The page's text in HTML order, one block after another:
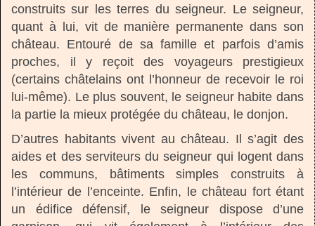
construits sur les terres du seigneur. Le seigneur,
quant à lui, vit de manière permanente dans son
château. Entouré de sa famille et parfois d’amis
proches, il y reçoit des voyageurs prestigieux
(certains châtelains ont l’honneur de recevoir le roi
lui-même). Le plus souvent, le seigneur habite dans
la partie la mieux protégée du château, le donjon.
D’autres habitants vivent au château. Il s’agit des
aides et des serviteurs du seigneur qui logent dans
les communs, bâtiments simples construits à
l’intérieur de l’enceinte. Enfin, le château fort étant
un édifice défensif, le seigneur dispose d’une